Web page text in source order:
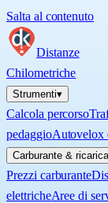
Salta al contenuto
Distanze
Chilometriche
Strumenti▾
Calcola percorso
pedaggioAutovelox
Carburante & ricarica
Prezzi carburante
elettricheAree di